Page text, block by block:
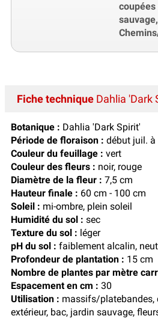
Fiche technique Dahlia 'Dark
Botanique : Dahlia 'Dark Spirit'
Période de floraison : début juil. à
Couleur du feuillage : vert
Couleur des fleurs : noir, rouge
Diamètre de la fleur : 7,5 cm
Hauteur finale : 60 cm - 100 cm
Soleil : mi-ombre, plein soleil
Humidité du sol : sec
Texture du sol : léger
pH du sol : faiblement alcalin,
Profondeur de plantation : 15 cm
Nombre de plantes par mètre
Espacement en cm : 30
Utilisation : massifs/platebandes,
extérieur, bac, jardin sauvage,